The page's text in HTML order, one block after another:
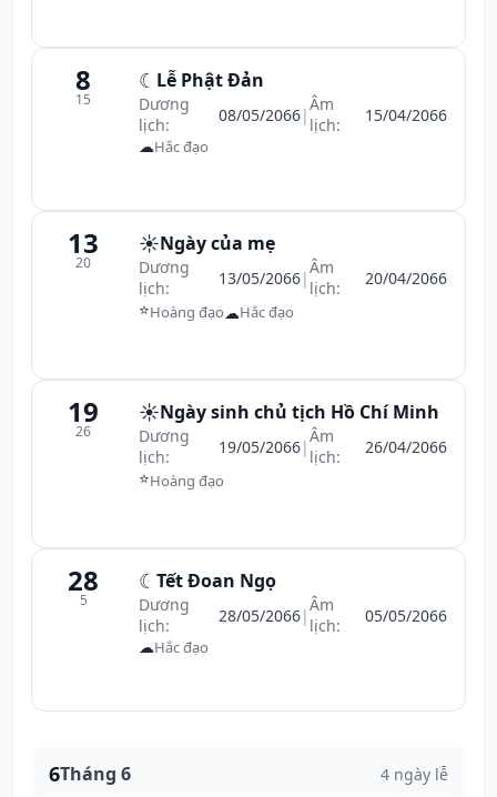
8
15
☾ Lễ Phật Đản
Dương
lịch:
08/05/2066|Âm
lịch:
15/04/2066
☁Hắc đạo
13
20
☀️Ngày của mẹ
Dương
lịch:
13/05/2066|Âm
lịch:
20/04/2066
⭐Hoàng đạo☁Hắc đạo
19
26
☀️Ngày sinh chủ tịch Hồ Chí Minh
Dương
lịch:
19/05/2066|Âm
lịch:
26/04/2066
⭐Hoàng đạo
28
5
☾ Tết Đoan Ngọ
Dương
lịch:
28/05/2066|Âm
lịch:
05/05/2066
☁Hắc đạo
6Tháng 6 4 ngày lễ